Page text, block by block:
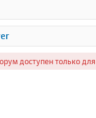
доступен только для